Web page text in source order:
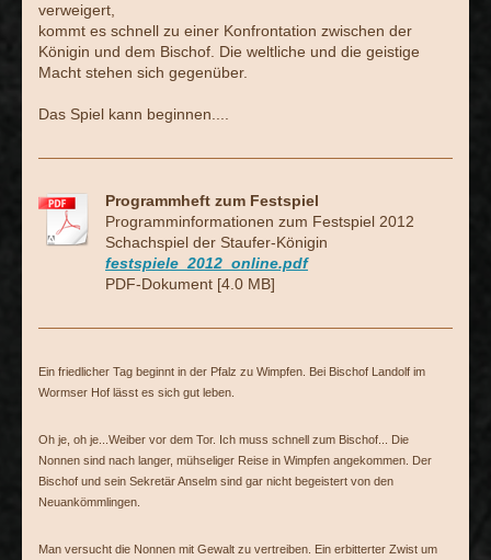
verweigert,
kommt es schnell zu einer Konfrontation zwischen der
Königin und dem Bischof. Die weltliche und die geistige
Macht stehen sich gegenüber.
Das Spiel kann beginnen....
Programmheft zum Festspiel
Programminformationen zum Festspiel 2012
Schachspiel der Staufer-Königin
festspiele_2012_online.pdf
PDF-Dokument [4.0 MB]
Ein friedlicher Tag beginnt in der Pfalz zu Wimpfen. Bei Bischof Landolf im
Wormser Hof lässt es sich gut leben.
Oh je, oh je...Weiber vor dem Tor. Ich muss schnell zum Bischof... Die
Nonnen sind nach langer, mühseliger Reise in Wimpfen angekommen. Der
Bischof und sein Sekretär Anselm sind gar nicht begeistert von den
Neuankömmlingen.
Man versucht die Nonnen mit Gewalt zu vertreiben. Ein erbitterter Zwist um